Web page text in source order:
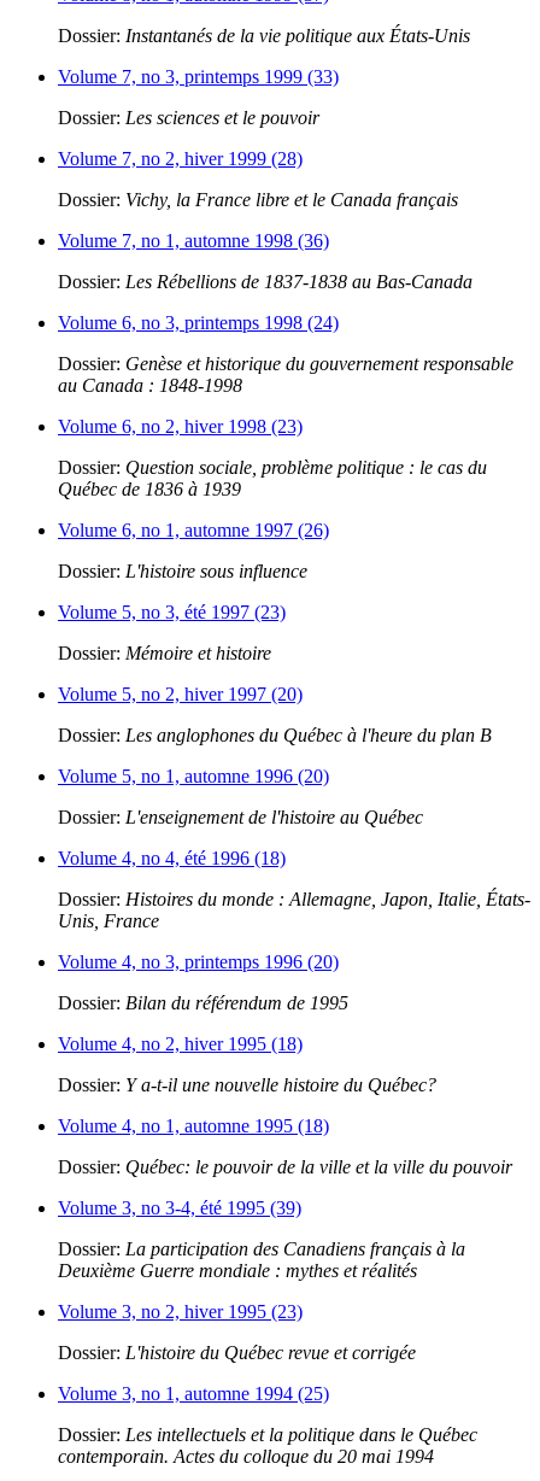
Dossier: Instantanés de la vie politique aux États-Unis
Volume 7, no 3, printemps 1999 (33)
Dossier: Les sciences et le pouvoir
Volume 7, no 2, hiver 1999 (28)
Dossier: Vichy, la France libre et le Canada français
Volume 7, no 1, automne 1998 (36)
Dossier: Les Rébellions de 1837-1838 au Bas-Canada
Volume 6, no 3, printemps 1998 (24)
Dossier: Genèse et historique du gouvernement responsable
au Canada : 1848-1998
Volume 6, no 2, hiver 1998 (23)
Dossier: Question sociale, problème politique : le cas du
Québec de 1836 à 1939
Volume 6, no 1, automne 1997 (26)
Dossier: L'histoire sous influence
Volume 5, no 3, été 1997 (23)
Dossier: Mémoire et histoire
Volume 5, no 2, hiver 1997 (20)
Dossier: Les anglophones du Québec à l'heure du plan B
Volume 5, no 1, automne 1996 (20)
Dossier: L'enseignement de l'histoire au Québec
Volume 4, no 4, été 1996 (18)
Dossier: Histoires du monde : Allemagne, Japon, Italie, États-
Unis, France
Volume 4, no 3, printemps 1996 (20)
Dossier: Bilan du référendum de 1995
Volume 4, no 2, hiver 1995 (18)
Dossier: Y a-t-il une nouvelle histoire du Québec?
Volume 4, no 1, automne 1995 (18)
Dossier: Québec: le pouvoir de la ville et la ville du pouvoir
Volume 3, no 3-4, été 1995 (39)
Dossier: La participation des Canadiens français à la
Deuxième Guerre mondiale : mythes et réalités
Volume 3, no 2, hiver 1995 (23)
Dossier: L'histoire du Québec revue et corrigée
Volume 3, no 1, automne 1994 (25)
Dossier: Les intellectuels et la politique dans le Québec
contemporain. Actes du colloque du 20 mai 1994